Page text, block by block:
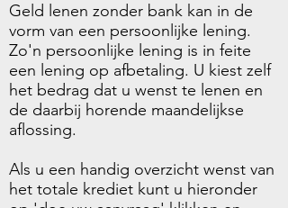
Geld lenen zonder bank kan in de
vorm van een persoonlijke lening.
Zo'n persoonlijke lening is in feite
een lening op afbetaling. U kiest zelf
het bedrag dat u wenst te lenen en
de daarbij horende maandelijkse
aflossing.
Als u een handig overzicht wenst van
het totale krediet kunt u hieronder